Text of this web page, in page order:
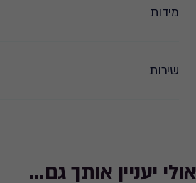
מידות
שירות
אולי יעניין אותך גם...